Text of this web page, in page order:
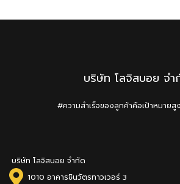
บริษัท โลจิสบอย จำ
#ความสำเร็จของลูกค้าคือเป้าหมายสู
บริษัท โลจิสบอย จำกัด
1010 อาคารชินวัตรทาวเวอร์ 3